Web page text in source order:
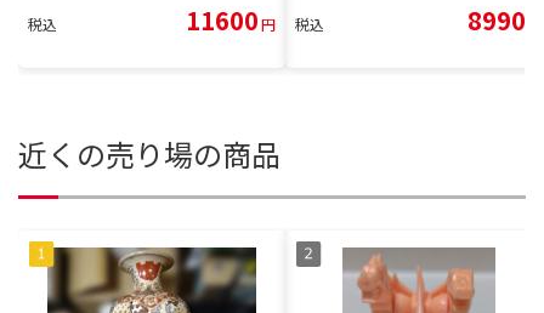
税込 11600円 税込 8990
近くの売り場の商品